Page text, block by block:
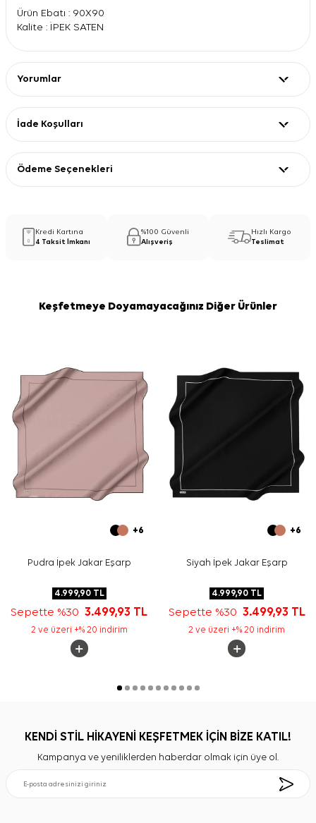
Ürün Ebatı : 90X90
Kalite : İPEK SATEN
Yorumlar
İade Koşulları
Ödeme Seçenekleri
Kredi Kartına
4 Taksit İmkanı
%100 Güvenli
Alışveriş
Hızlı Kargo
Teslimat
Keşfetmeye Doyamayacağınız Diğer Ürünler
+6
Pudra İpek Jakar Eşarp
4.999,90TL
Sepette %303.499,93 TL
2 ve üzeri +% 20 indirim
+6
Siyah İpek Jakar Eşarp
4.999,90 TL
Sepette %30 3.499,93 TL
2 ve üzeri +% 20 indirim
KENDİ STİL HİKAYENİ KEŞFETMEK İÇİN BİZE KATIL!
Kampanya ve yeniliklerden haberdar olmak için üye ol.